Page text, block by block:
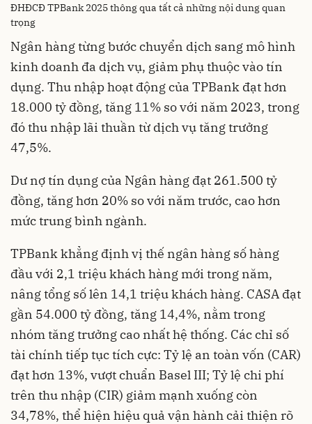
ĐHĐCĐ TPBank 2025 thông qua tất cả những nội dung quan
trọng
Ngân hàng từng bước chuyển dịch sang mô hình
kinh doanh đa dịch vụ, giảm phụ thuộc vào tín
dụng. Thu nhập hoạt động của TPBank đạt hơn
18.000 tỷ đồng, tăng 11% so với năm 2023, trong
đó thu nhập lãi thuần từ dịch vụ tăng trưởng
47,5%.
Dư nợ tín dụng của Ngân hàng đạt 261.500 tỷ
đồng, tăng hơn 20% so với năm trước, cao hơn
mức trung bình ngành.
TPBank khẳng định vị thế ngân hàng số hàng
đầu với 2,1 triệu khách hàng mới trong năm,
nâng tổng số lên 14,1 triệu khách hàng. CASA đạt
gần 54.000 tỷ đồng, tăng 14,4%, nằm trong
nhóm tăng trưởng cao nhất hệ thống. Các chỉ số
tài chính tiếp tục tích cực: Tỷ lệ an toàn vốn (CAR)
đạt hơn 13%, vượt chuẩn Basel III; Tỷ lệ chi phí
trên thu nhập (CIR) giảm mạnh xuống còn
34,78%, thể hiện hiệu quả vận hành cải thiện rõ